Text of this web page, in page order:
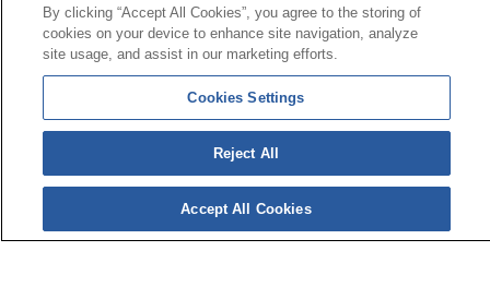
Línea Universal 900 203 203|Zona Privada Comisión de
Prestaciones Especiales|Zona Privada Proveedor
© Mutua Universal 2026 | Mapa del sitio | Aviso legal
Política de Protección de Datos
cookies
Síguenos en:
By clicking “Accept All Cookies”, you agree to the storing of
cookies on your device to enhance site navigation, analyze
site usage, and assist in our marketing efforts.
Cookies Settings
Reject All
Accept All Cookies